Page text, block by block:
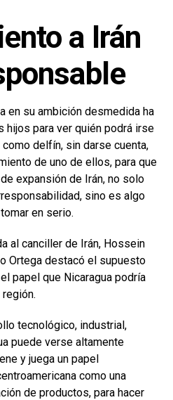
a Irán
en su ambición desmedida ha
hijos para ver quién podrá irse
delfín, sin darse cuenta,
de uno de ellos, para que
expansión de Irán, no solo
sino es algo
en serio.
al canciller de Irán, Hossein
Ortega destacó el supuesto
papel que Nicaragua podría
tecnológico, industrial,
puede verse altamente
y juega un papel
como una
de productos, para hacer